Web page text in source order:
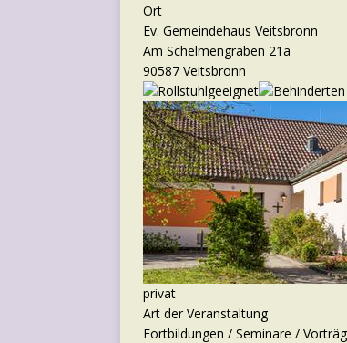
Ort
Ev. Gemeindehaus Veitsbronn
Am Schelmengraben 21a
90587 Veitsbronn
privat
Art der Veranstaltung
Fortbildungen / Seminare /